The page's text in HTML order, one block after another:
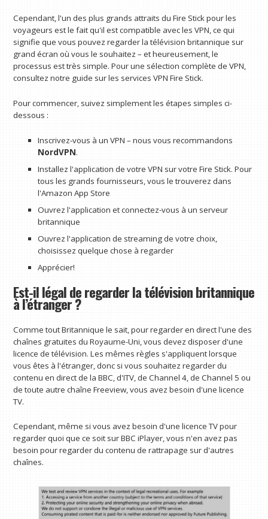
Cependant, l'un des plus grands attraits du Fire Stick pour les
voyageurs est le fait qu'il est compatible avec les VPN, ce qui
signifie que vous pouvez regarder la télévision britannique sur
grand écran où vous le souhaitez – et heureusement, le
processus est très simple. Pour une sélection complète de VPN,
consultez notre guide sur les services VPN Fire Stick.
Pour commencer, suivez simplement les étapes simples ci-
dessous :
Inscrivez-vous à un VPN – nous vous recommandons
NordVPN.
Installez l'application de votre VPN sur votre Fire Stick. Pour
tous les grands fournisseurs, vous le trouverez dans
l'Amazon App Store
Ouvrez l'application et connectez-vous à un serveur
britannique
Ouvrez l'application de streaming de votre choix,
choisissez quelque chose à regarder
Apprécier!
Est-il légal de regarder la télévision britannique
à l’étranger ?
Comme tout Britannique le sait, pour regarder en direct l'une des
chaînes gratuites du Royaume-Uni, vous devez disposer d'une
licence de télévision. Les mêmes règles s'appliquent lorsque
vous êtes à l'étranger, donc si vous souhaitez regarder du
contenu en direct de la BBC, d'ITV, de Channel 4, de Channel 5 ou
de toute autre chaîne Freeview, vous avez besoin d'une licence
TV.
Cependant, même si vous avez besoin d'une licence TV pour
regarder quoi que ce soit sur BBC iPlayer, vous n'en avez pas
besoin pour regarder du contenu de rattrapage sur d'autres
chaînes.